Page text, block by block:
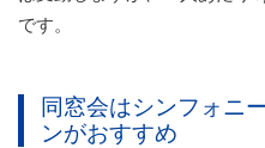
です。
同窓会はシンフォニ
ンがおすすめ